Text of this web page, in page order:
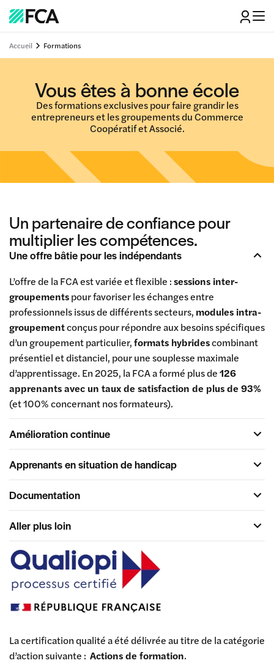
Accueil Formations
Vous êtes à bonne école
Des formations exclusives pour faire grandir les
entrepreneurs et les groupements du Commerce
Coopératif et Associé.
Un partenaire de confiance pour
multiplier les compétences.
Une offre bâtie pour les indépendants
L’offre de la FCA est variée et flexible :sessions inter-
groupementspour favoriser les échanges entre
professionnels issus de différents secteurs, modules intra-
groupementconçus pour répondre aux besoins spécifiques
d’un groupement particulier,formats hybridescombinant
présentiel et distanciel, pour une souplesse maximale
d’apprentissage. En 2025, la FCA a formé plus de126
apprenants avec un taux de satisfaction de plus de 93%
(et 100% concernant nos formateurs).
Amélioration continue
Apprenants en situation de handicap
Documentation
Aller plus loin
La certification qualité a été délivrée au titre de la catégorie
d’action suivante : Actions de formation.